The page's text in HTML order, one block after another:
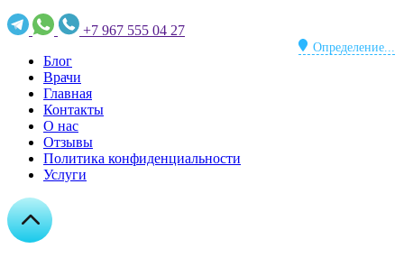
+7 967 555 04 27
Определение...
Блог
Врачи
Главная
Контакты
О нас
Отзывы
Политика конфиденциальности
Услуги